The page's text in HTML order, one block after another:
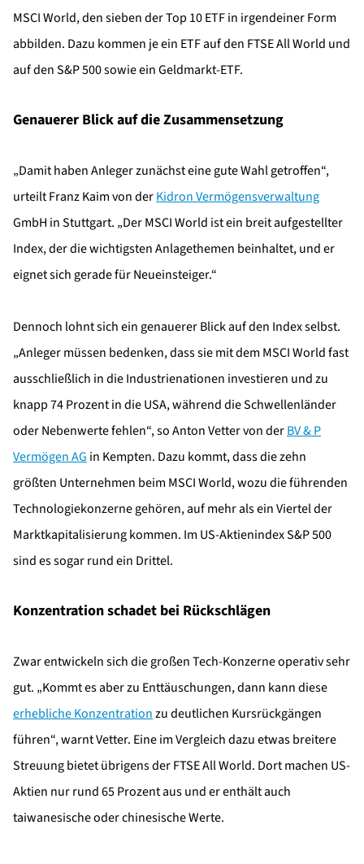
MSCI World, den sieben der Top 10 ETF in irgendeiner Form
abbilden. Dazu kommen je ein ETF auf den FTSE All World und
auf den S&P 500 sowie ein Geldmarkt-ETF.
Genauerer Blick auf die Zusammensetzung
„Damit haben Anleger zunächst eine gute Wahl getroffen“,
urteilt Franz Kaim von derKidron Vermögensverwaltung
GmbH in Stuttgart. „Der MSCI World ist ein breit aufgestellter
Index, der die wichtigsten Anlagethemen beinhaltet, und er
eignet sich gerade für Neueinsteiger.“
Dennoch lohnt sich ein genauerer Blick auf den Index selbst.
„Anleger müssen bedenken, dass sie mit dem MSCI World fast
ausschließlich in die Industrienationen investieren und zu
knapp 74 Prozent in die USA, während die Schwellenländer
oder Nebenwerte fehlen“, so Anton Vetter von derBV & P
Vermögen AG in Kempten. Dazu kommt, dass die zehn
größten Unternehmen beim MSCI World, wozu die führenden
Technologiekonzerne gehören, auf mehr als ein Viertel der
Marktkapitalisierung kommen. Im US-Aktienindex S&P 500
sind es sogar rund ein Drittel.
Konzentration schadet bei Rückschlägen
Zwar entwickeln sich die großen Tech-Konzerne operativ sehr
gut. „Kommt es aber zu Enttäuschungen, dann kann diese
erhebliche Konzentrationzu deutlichen Kursrückgängen
führen“, warnt Vetter. Eine im Vergleich dazu etwas breitere
Streuung bietet übrigens der FTSE All World. Dort machen US-
Aktien nur rund 65 Prozent aus und er enthält auch
taiwanesische oder chinesische Werte.